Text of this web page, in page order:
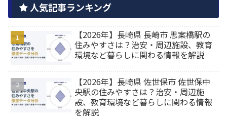
人気記事ランキング
【2026年】長崎県 長崎市 思案橋駅の
住みやすさは？治安・周辺施設、教育
環境など暮らしに関わる情報を解説
【2026年】長崎県 佐世保市 佐世保中
央駅の住みやすさは？治安・周辺施
設、教育環境など暮らしに関わる情報
を解説